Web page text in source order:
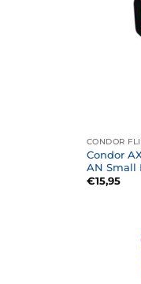
CONDOR
Condor
AN Small
€15,95